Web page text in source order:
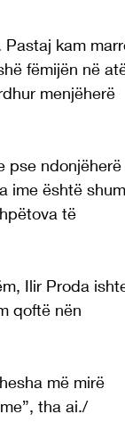
Pastaj kam
fëmijën në
menjëherë
pse
ime është
të
Ilir Proda
qoftë nën
më mirë
tha ai./